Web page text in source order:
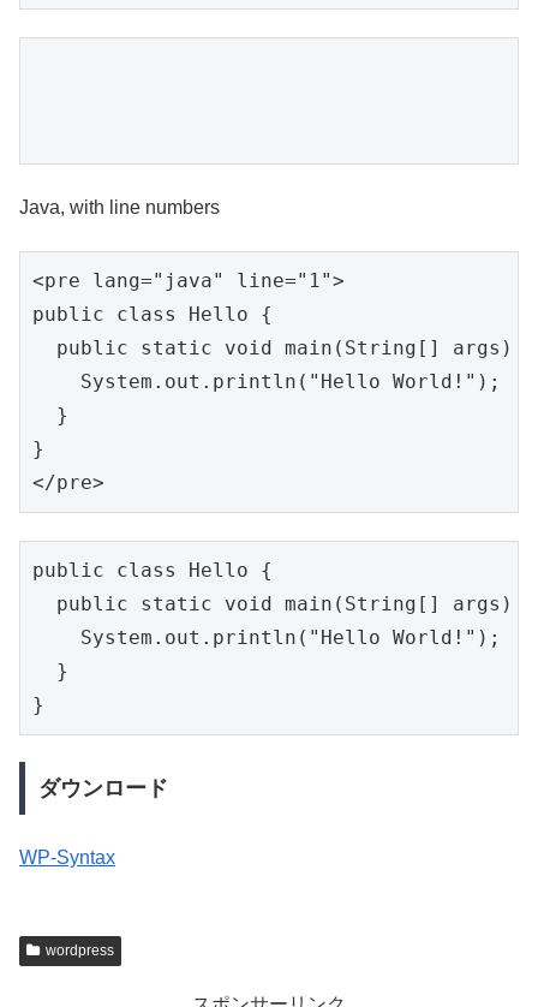
Java, with line numbers
<pre lang="java" line="1">
public class Hello {
  public static void main(String[] args) {
    System.out.println("Hello World!");
  }
}
public class Hello {
  public static void main(String[] args) {
    System.out.println("Hello World!");
  }
ダウンロード
WP-Syntax
wordpress